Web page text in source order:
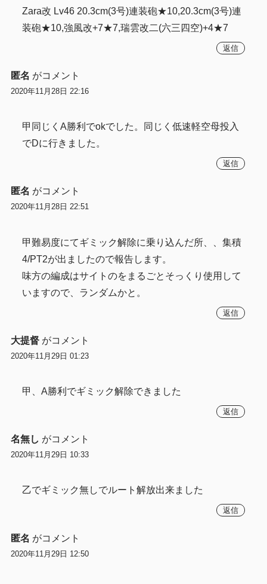
Zara改 Lv46 20.3cm(3号)連装砲★10,20.3cm(3号)連
装砲★10,強風改+7★7,瑞雲改二(六三四空)+4★7
返信
匿名 がコメント
2020年11月28日 22:16
甲同じくA勝利でokでした。同じく低速軽空母投入
でDに行きました。
返信
匿名 がコメント
2020年11月28日 22:51
甲難易度にてギミック解除に乗り込んだ所、、集積
4/PT2が出ましたので報告します。
味方の編成はサイトのをまるごとそっくり使用して
いますので、ランダムかと。
返信
大提督 がコメント
2020年11月29日 01:23
甲、A勝利でギミック解除できました
返信
名無し がコメント
2020年11月29日 10:33
乙でギミック無しでルート解放出来ました
返信
匿名 がコメント
2020年11月29日 12:50